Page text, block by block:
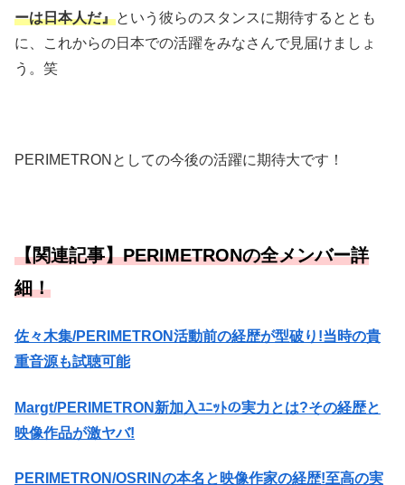
ーは日本人だ』という彼らのスタンスに期待するととも
に、これからの日本での活躍をみなさんで見届けましょ
う。笑
PERIMETRONとしての今後の活躍に期待大です！
【関連記事】PERIMETRONの全メンバー詳
細！
佐々木集/PERIMETRON活動前の経歴が型破り!当時の貴
重音源も試聴可能
Margt/PERIMETRON新加入ﾕﾆｯﾄの実力とは?その経歴と
映像作品が激ヤバ!
PERIMETRON/OSRINの本名と映像作家の経歴!至高の実